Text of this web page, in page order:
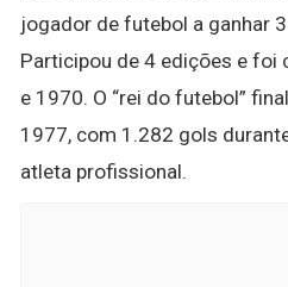
jogador de futebol a ganhar
Participou de 4 edições e foi
e 1970. O “rei do futebol”
1977, com 1.282 gols
atleta profissional.